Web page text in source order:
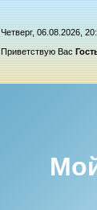
Четверг, 06.08.2026,
Приветствую Вас